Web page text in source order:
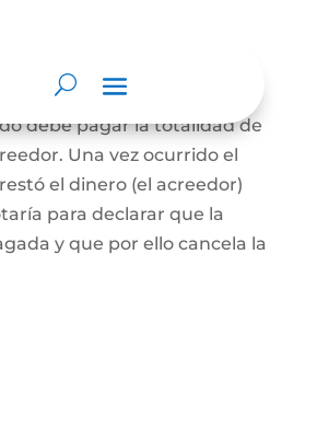
Hipoteca
una hipoteca, el dueño del
debe pagar la totalidad de
Una vez ocurrido el
el dinero (el acreedor)
para declarar que la
y que por ello cancela la